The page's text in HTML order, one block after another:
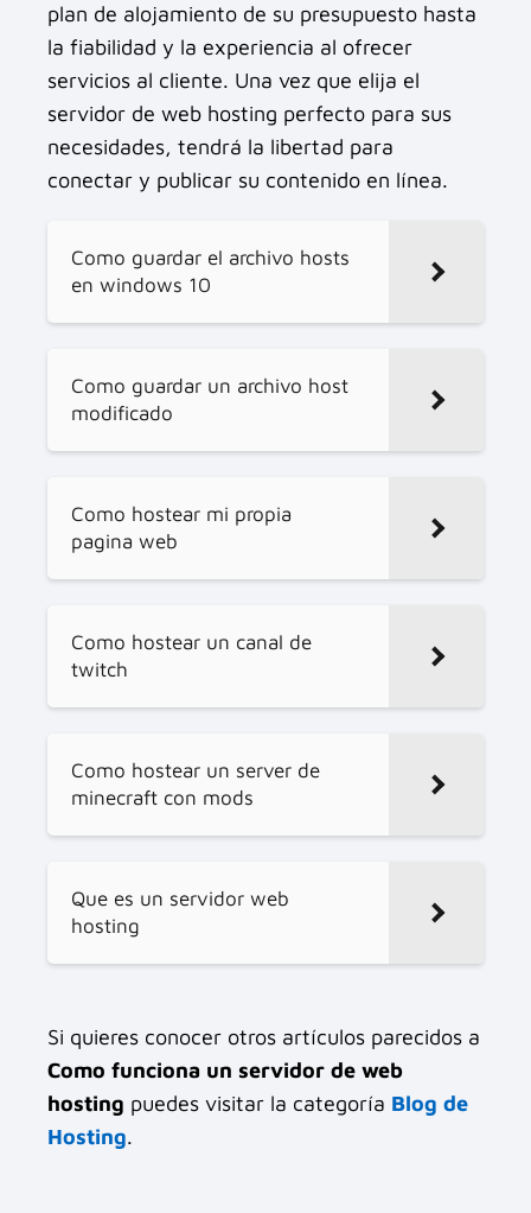
plan de alojamiento de su presupuesto hasta
la fiabilidad y la experiencia al ofrecer
servicios al cliente. Una vez que elija el
servidor de web hosting perfecto para sus
necesidades, tendrá la libertad para
conectar y publicar su contenido en línea.
Como guardar el archivo hosts
en windows 10
Como guardar un archivo host
modificado
Como hostear mi propia
pagina web
Como hostear un canal de
twitch
Como hostear un server de
minecraft con mods
Que es un servidor web
hosting
Si quieres conocer otros artículos parecidos a
Como funciona un servidor de web
hosting puedes visitar la categoría Blog de
Hosting.